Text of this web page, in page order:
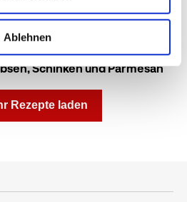
Ablehnen
Schinken und Parmesan
Rezepte laden